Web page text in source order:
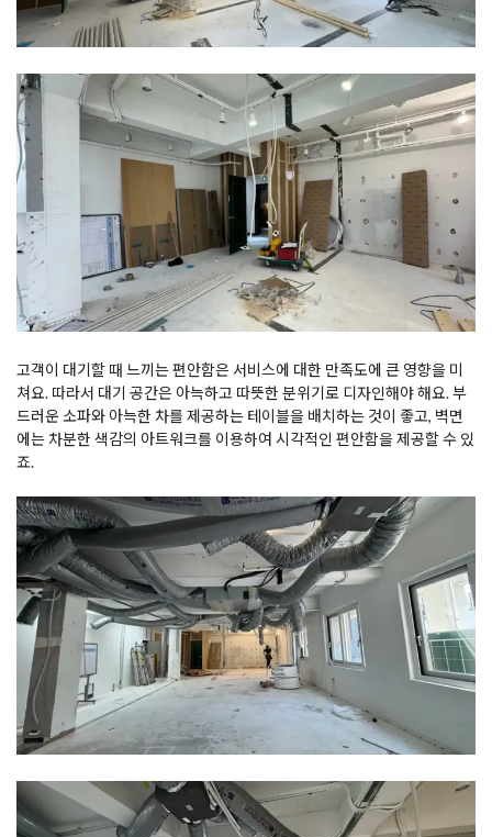
고객이 대기할 때 느끼는 편안함은 서비스에 대한 만족도에 큰 영향을 미
쳐요. 따라서 대기 공간은 아늑하고 따뜻한 분위기로 디자인해야 해요. 부
드러운 소파와 아늑한 차를 제공하는 테이블을 배치하는 것이 좋고, 벽면
에는 차분한 색감의 아트워크를 이용하여 시각적인 편안함을 제공할 수 있
죠.